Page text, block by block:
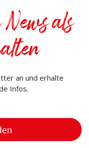
als
an und erhalte
Infos.